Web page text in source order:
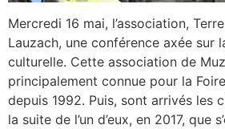
Mercredi 16 mai, l’association,
Lauzach, une conférence axée sur
culturelle. Cette association de
principalement connue pour la
depuis 1992. Puis, sont arrivés les
la suite de l’un d’eux, en 2017, que